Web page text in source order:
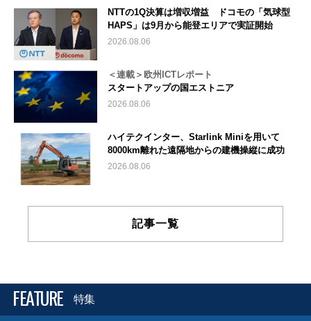
NTTの1Q決算は増収増益 ドコモの「気球型
HAPS」は9月から能登エリアで実証開始
2026.08.06
＜連載＞欧州ICTレポート
スタートアップの国エストニア
2026.08.06
ハイテクインター、Starlink Miniを用いて
8000km離れた遠隔地からの建機操縦に成功
2026.08.06
記事一覧
FEATURE 特集